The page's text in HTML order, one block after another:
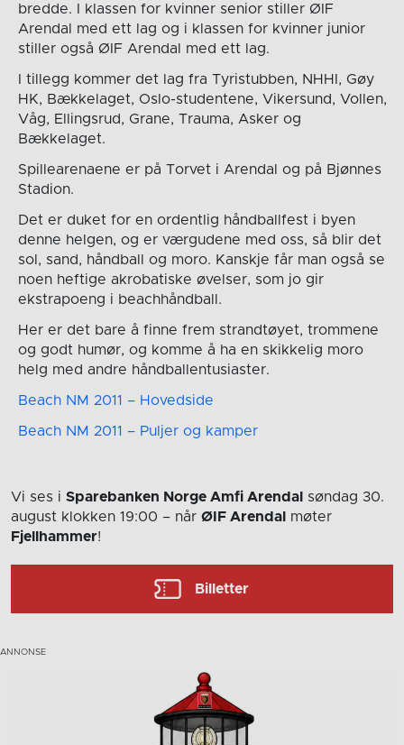
bredde. I klassen for kvinner senior stiller ØIF
Arendal med ett lag og i klassen for kvinner junior
stiller også ØIF Arendal med ett lag.
I tillegg kommer det lag fra Tyristubben, NHHI, Gøy
HK, Bækkelaget, Oslo-studentene, Vikersund, Vollen,
Våg, Ellingsrud, Grane, Trauma, Asker og
Bækkelaget.
Spillearenaene er på Torvet i Arendal og på Bjønnes
Stadion.
Det er duket for en ordentlig håndballfest i byen
denne helgen, og er værgudene med oss, så blir det
sol, sand, håndball og moro. Kanskje får man også se
noen heftige akrobatiske øvelser, som jo gir
ekstrapoeng i beachhåndball.
Her er det bare å finne frem strandtøyet, trommene
og godt humør, og komme å ha en skikkelig moro
helg med andre håndballentusiaster.
Beach NM 2011 – Hovedside
Beach NM 2011 – Puljer og kamper
Vi ses i Sparebanken Norge Amfi Arendal
søndag 30.
august klokken 19:00 – når ØIF Arendal
møter
Fjellhammer!
Billetter